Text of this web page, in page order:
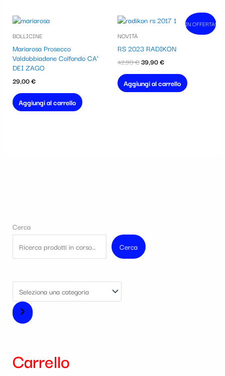
BOLLICINE
Mariarosa Prosecco
Valdobbiadene Colfondo CA’
DEI ZAGO
29,00€
Aggiungi al carrello
In vendita!
IN OFFERTA!
NOVITÀ
RS 2023 RADIKON
42,90€
Il
era:
39,90€
Il
è:
Aggiungi al carrello
Cerca
Cerca
Carrello